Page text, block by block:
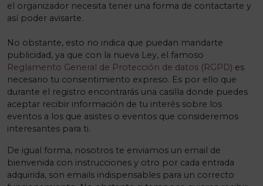
el organizador necesita tener una forma de contactarte y
así poder avisarte.
No obstante, esto no indica que puedan mandarte
publicidad, ya que con la nueva Ley, el famoso
Reglamento General de Protección de datos (RGPD) es
necesario tu consentimiento expreso. Es por ello que
durante el registro encontrarás una casilla donde puedes
aceptar recibir información de tu interés sobre los
eventos a los que asistes o eventos que consideremos
interesantes para ti.
De igual forma, nosotros te enviamos un email de
bienvenida con instrucciones y otro por cada entrada
adquirida, son emails indispensables para un correcto